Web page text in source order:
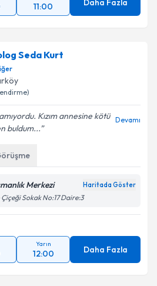
11:00 Daha Fazla
Seda Kurt
Kızım annesine kötü
buldum...
Devamı
Merkezi Haritada Göster
Sokak No:17 Daire:3
Yarın
12:00 Daha Fazla